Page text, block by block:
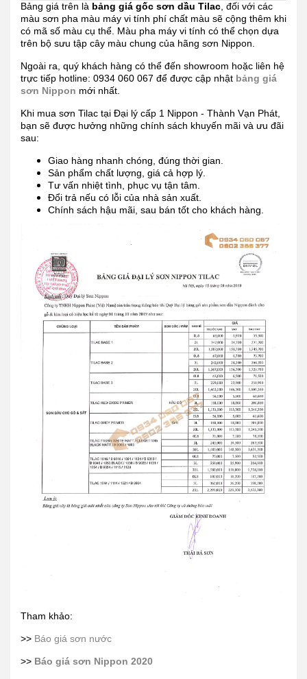
Bảng giá trên là bảng giá gốc sơn dầu Tilac, đối với các
màu sơn pha màu máy vi tính phí chất màu sẽ cộng thêm khi
có mã số màu cụ thể. Màu pha máy vi tính có thể chọn dựa
trên bộ sưu tập cây màu chung của hãng sơn Nippon.
Ngoài ra, quý khách hàng có thể đến showroom hoặc liên hệ
trực tiếp hotline: 0934 060 067 để được cập nhật bảng giá
sơn Nippon mới nhất.
Khi mua sơn Tilac tại Đại lý cấp 1 Nippon - Thành Vạn Phát,
bạn sẽ được hưởng những chính sách khuyến mãi và ưu đãi
sau:
Giao hàng nhanh chóng, đúng thời gian.
Sản phẩm chất lượng, giá cả hợp lý.
Tư vấn nhiệt tình, phục vụ tận tâm.
Đổi trả nếu có lỗi của nhà sản xuất.
Chính sách hậu mãi, sau bán tốt cho khách hàng.
Tham khảo:
>> Báo giá sơn nước
>> Báo giá sơn Nippon 2020